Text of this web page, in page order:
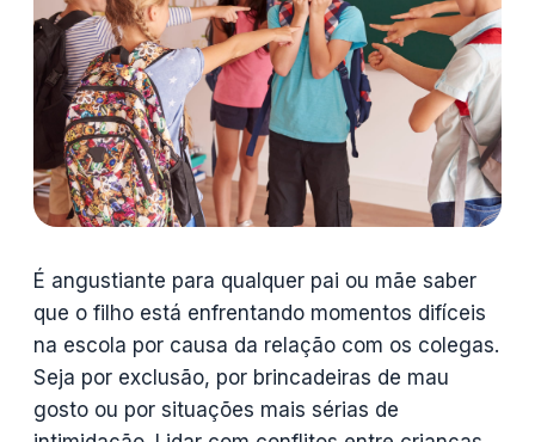
É angustiante para qualquer pai ou mãe saber
que o filho está enfrentando momentos difíceis
na escola por causa da relação com os colegas.
Seja por exclusão, por brincadeiras de mau
gosto ou por situações mais sérias de